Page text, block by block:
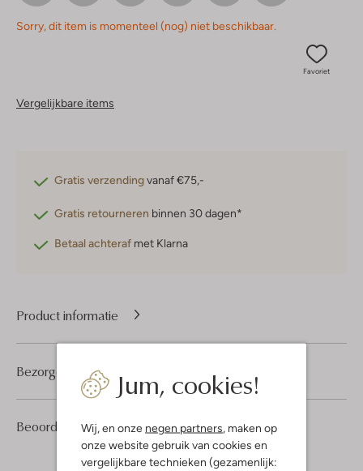
Jum, cookies!
Wij, en onze negen partners, maken op
onze website gebruik van cookies en
vergelijkbare technieken (gezamenlijk:
Sorry, dit item is momenteel (nog) niet beschikbaar.
Favoriet
Vergelijkbare items
Gratis verzendingvanaf €75,-
Gratis retourneren binnen 30 dagen*
Betaal achteraf met Klarna
Product informatie
Beoordelingen (1) 5/5
1
5
Sterren
Bezorgen & retourneren